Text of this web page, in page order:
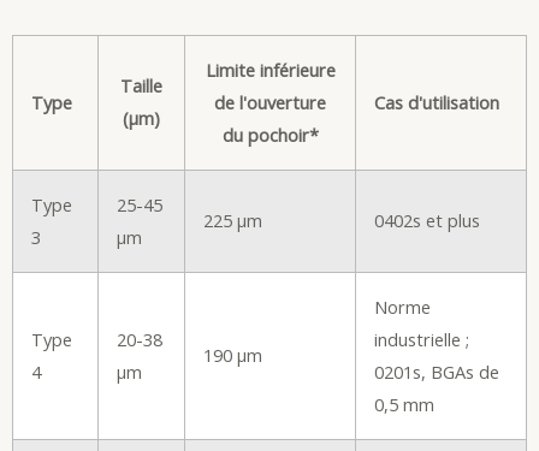
Type
Taille
(µm)
Limite inférieure
de l'ouverture
du pochoir*
Cas d'utilisation
Type
3
25-45
µm
225 µm 0402s et plus
Type
4
20-38
µm
190 µm
Norme
industrielle ;
0201s, BGAs de
0,5 mm